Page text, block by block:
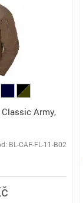
Army,
BL-CAF-FL-11-B02